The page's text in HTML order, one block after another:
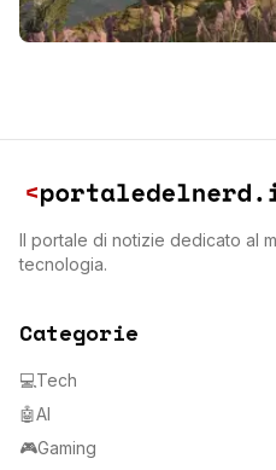
Il portale di notizie dedicato al
tecnologia.
Categorie
💻Tech
🤖AI
🎮Gaming